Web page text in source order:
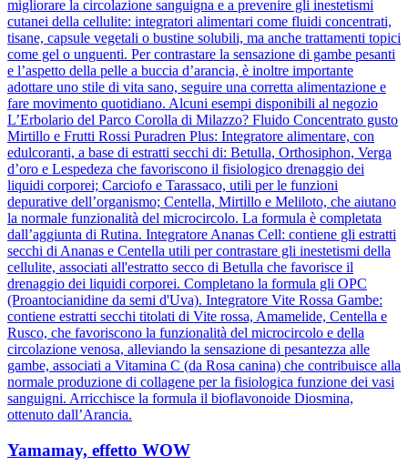
migliorare la circolazione sanguigna e a prevenire gli inestetismi
cutanei della cellulite: integratori alimentari come fluidi concentrati,
tisane, capsule vegetali o bustine solubili, ma anche trattamenti topici
come gel o unguenti. Per contrastare la sensazione di gambe pesanti
e l’aspetto della pelle a buccia d’arancia, è inoltre importante
adottare uno stile di vita sano, seguire una corretta alimentazione e
fare movimento quotidiano. Alcuni esempi disponibili al negozio
L’Erbolario del Parco Corolla di Milazzo? Fluido Concentrato gusto
Mirtillo e Frutti Rossi Puradren Plus: Integratore alimentare, con
edulcoranti, a base di estratti secchi di: Betulla, Orthosiphon, Verga
d’oro e Lespedeza che favoriscono il fisiologico drenaggio dei
liquidi corporei; Carciofo e Tarassaco, utili per le funzioni
depurative dell’organismo; Centella, Mirtillo e Meliloto, che aiutano
la normale funzionalità del microcircolo. La formula è completata
dall’aggiunta di Rutina. Integratore Ananas Cell: contiene gli estratti
secchi di Ananas e Centella utili per contrastare gli inestetismi della
cellulite, associati all'estratto secco di Betulla che favorisce il
drenaggio dei liquidi corporei. Completano la formula gli OPC
(Proantocianidine da semi d'Uva). Integratore Vite Rossa Gambe:
contiene estratti secchi titolati di Vite rossa, Amamelide, Centella e
Rusco, che favoriscono la funzionalità del microcircolo e della
circolazione venosa, alleviando la sensazione di pesantezza alle
gambe, associati a Vitamina C (da Rosa canina) che contribuisce alla
normale produzione di collagene per la fisiologica funzione dei vasi
sanguigni. Arricchisce la formula il bioflavonoide Diosmina,
ottenuto dall’Arancia.
Yamamay, effetto WOW